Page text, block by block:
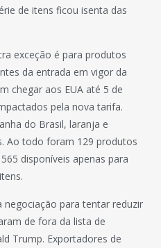
de itens ficou isenta das
exceção é para produtos
da entrada em vigor da
chegar aos EUA até 5 de
pela nova tarifa.
do Brasil, laranja e
Ao todo foram 129 produtos
disponíveis apenas para
para tentar reduzir
de fora da lista de
Trump. Exportadores de